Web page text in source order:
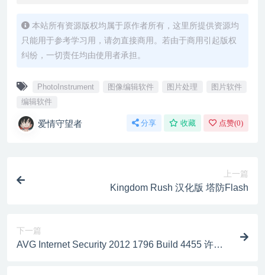
本站所有资源版权均属于原作者所有，这里所提供资源均
只能用于参考学习用，请勿直接商用。若由于商用引起版权
纠纷，一切责任均由使用者承担。
PhotoInstrument 图像编辑软件 图片处理
图片软件
编辑软件
爱情守望者 分享 收藏 点赞(0)
上一篇
Kingdom Rush 汉化版 塔防Flash
下一篇
AVG Internet Security 2012 1796 Build 4455 许可